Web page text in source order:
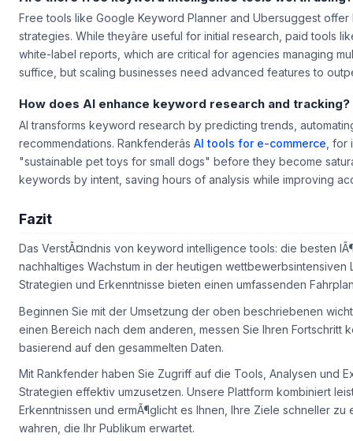
Free tools like Google Keyword Planner and Ubersuggest
strategies. While theyâre useful for initial research, paid tools
white-label reports, which are critical for agencies managing
suffice, but scaling businesses need advanced features to
How does AI enhance keyword research and tracking?
AI transforms keyword research by predicting trends,
recommendations. Rankfenderâs AI tools for e-commerce ,
"sustainable pet toys for small dogs" before they become
keywords by intent, saving hours of analysis while improving
Fazit
Das VerstÃ¤ndnis von keyword intelligence tools: die besten
nachhaltiges Wachstum in der heutigen
Strategien und Erkenntnisse bieten einen umfassenden
Beginnen Sie mit der Umsetzung der oben beschriebenen
einen Bereich nach dem anderen, messen Sie Ihren Fortschritt
basierend auf den gesammelten Daten.
Mit Rankfender haben Sie Zugriff auf die Tools, Analysen und
Strategien effektiv umzusetzen. Unsere Plattform kombiniert
Erkenntnissen und ermÃ¶glicht es Ihnen, Ihre Ziele schneller
wahren, die Ihr Publikum erwartet.